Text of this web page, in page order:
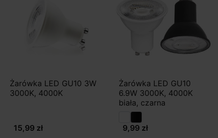
Żarówka LED GU10 3W
3000K, 4000K
15,99 zł
Żarówka LED GU10
6.9W 3000K, 4000K
biała, czarna
9,99 zł